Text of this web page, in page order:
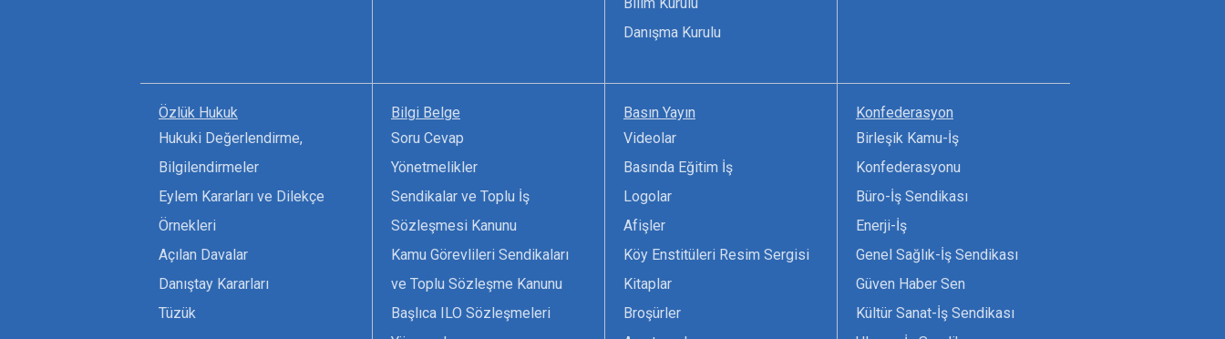
Danışma Kurulu
Özlük Hukuk
Hukuki Değerlendirme,
Bilgilendirmeler
Eylem Kararları ve Dilekçe
Örnekleri
Açılan Davalar
Danıştay Kararları
Tüzük
Bilgi Belge
Soru Cevap
Yönetmelikler
Sendikalar ve Toplu İş
Sözleşmesi Kanunu
Kamu Görevlileri Sendikaları
ve Toplu Sözleşme Kanunu
Başlıca ILO Sözleşmeleri
Basın Yayın
Videolar
Basında Eğitim İş
Logolar
Afişler
Köy Enstitüleri Resim Sergisi
Kitaplar
Broşürler
Konfederasyon
Birleşik Kamu-İş
Konfederasyonu
Büro-İş Sendikası
Enerji-İş
Genel Sağlık-İş Sendikası
Güven Haber Sen
Kültür Sanat-İş Sendikası